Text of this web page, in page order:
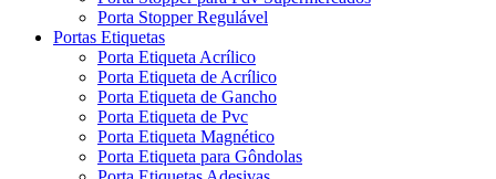
Porta Stopper Regulável
Portas Etiquetas
Porta Etiqueta Acrílico
Porta Etiqueta de Acrílico
Porta Etiqueta de Gancho
Porta Etiqueta de Pvc
Porta Etiqueta Magnético
Porta Etiqueta para Gôndolas